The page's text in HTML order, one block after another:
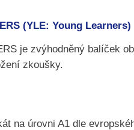
(YLE: Young Learners)
je zvýhodněný balíček
zkoušky.
na úrovni A1 dle